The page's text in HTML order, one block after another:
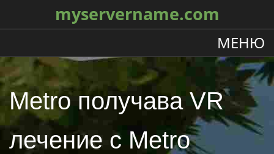
myservername.com
МЕНЮ
Metro получава VR
лечение с Metro